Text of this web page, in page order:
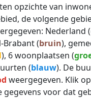
opzichte van
de volgende
Nederland (
Brabant (bruin),
), 6 woonplaatsen (
(blauw). De
weergegeven. Klik
gegevens voor dat